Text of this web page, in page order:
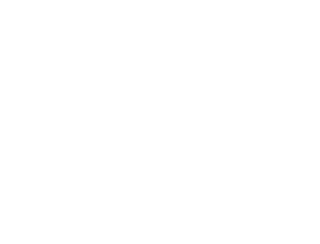
Butiatuvinha